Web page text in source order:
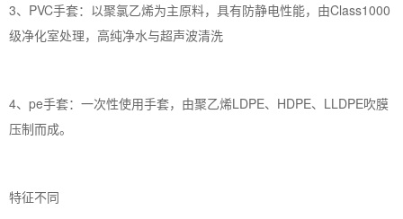
3、PVC手套：以聚氯乙烯为主原料，具有防静电性能，由Class1000
级净化室处理，高纯净水与超声波清洗
4、pe手套：一次性使用手套，由聚乙烯LDPE、HDPE、LLDPE吹膜
压制而成。
特征不同